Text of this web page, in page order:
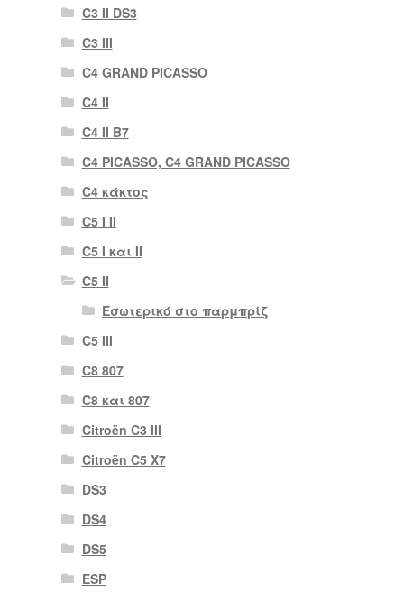
C3 II DS3
C3 III
C4 GRAND PICASSO
C4 II
C4 II B7
C4 PICASSO, C4 GRAND PICASSO
C4 κάκτος
C5 I II
C5 I και II
C5 II
Εσωτερικό στο παρμπρίζ
C5 III
C8 807
C8 και 807
Citroën C3 III
Citroën C5 X7
DS3
DS4
DS5
ESP